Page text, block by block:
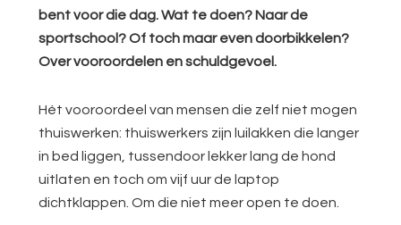
bent voor die dag. Wat te doen? Naar de
sportschool? Of toch maar even doorbikkelen?
Over vooroordelen en schuldgevoel.
Hét vooroordeel van mensen die zelf niet mogen
thuiswerken: thuiswerkers zijn luilakken die langer
in bed liggen, tussendoor lekker lang de hond
uitlaten en toch om vijf uur de laptop
dichtklappen. Om die niet meer open te doen.